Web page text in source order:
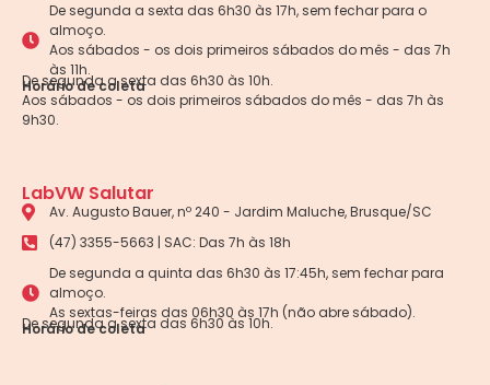
De segunda a sexta das 6h30 às 17h, sem fechar para o
almoço.
Aos sábados - os dois primeiros sábados do mês - das 7h
às 11h.
Horário de coleta
De segunda a sexta das 6h30 às 10h.
Aos sábados - os dois primeiros sábados do mês - das 7h às
9h30.
LabVW Salutar
Av. Augusto Bauer, nº 240 - Jardim Maluche, Brusque/SC
(47) 3355-5663 | SAC: Das 7h às 18h
De segunda a quinta das 6h30 às 17:45h, sem fechar para
almoço.
As sextas-feiras das 06h30 às 17h (não abre sábado).
Horário de coleta
De segunda a sexta das 6h30 às 10h.